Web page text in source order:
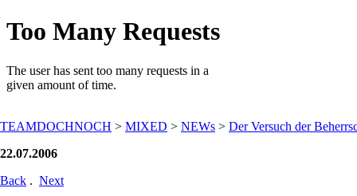
TEAMDOCHNOCH > MIXED > NEWs > Der Versuch der
22.07.2006
Back . Next